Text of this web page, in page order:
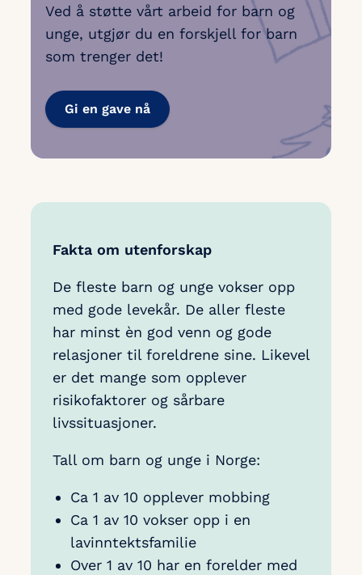
Ved å støtte vårt arbeid for barn og
unge, utgjør du en forskjell for barn
som trenger det!
Gi en gave nå
Fakta om utenforskap
De fleste barn og unge vokser opp
med gode levekår. De aller fleste
har minst èn god venn og gode
relasjoner til foreldrene sine. Likevel
er det mange som opplever
risikofaktorer og sårbare
livssituasjoner.
Tall om barn og unge i Norge:
Ca 1 av 10 opplever mobbing
Ca 1 av 10 vokser opp i en
lavinntektsfamilie
Over 1 av 10 har en forelder med